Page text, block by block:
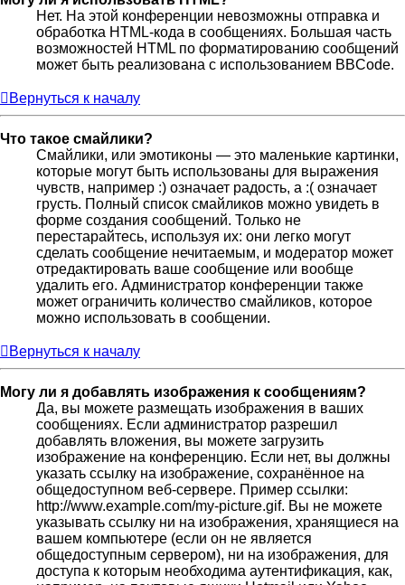
Нет. На этой конференции невозможны отправка и
обработка HTML-кода в сообщениях. Большая часть
возможностей HTML по форматированию сообщений
может быть реализована с использованием BBCode.
Вернуться к началу
Что такое смайлики?
Смайлики, или эмотиконы — это маленькие картинки,
которые могут быть использованы для выражения
чувств, например :) означает радость, а :( означает
грусть. Полный список смайликов можно увидеть в
форме создания сообщений. Только не
перестарайтесь, используя их: они легко могут
сделать сообщение нечитаемым, и модератор может
отредактировать ваше сообщение или вообще
удалить его. Администратор конференции также
может ограничить количество смайликов, которое
можно использовать в сообщении.
Вернуться к началу
Могу ли я добавлять изображения к сообщениям?
Да, вы можете размещать изображения в ваших
сообщениях. Если администратор разрешил
добавлять вложения, вы можете загрузить
изображение на конференцию. Если нет, вы должны
указать ссылку на изображение, сохранённое на
общедоступном веб-сервере. Пример ссылки:
http://www.example.com/my-picture.gif. Вы не можете
указывать ссылку ни на изображения, хранящиеся на
вашем компьютере (если он не является
общедоступным сервером), ни на изображения, для
доступа к которым необходима аутентификация, как,